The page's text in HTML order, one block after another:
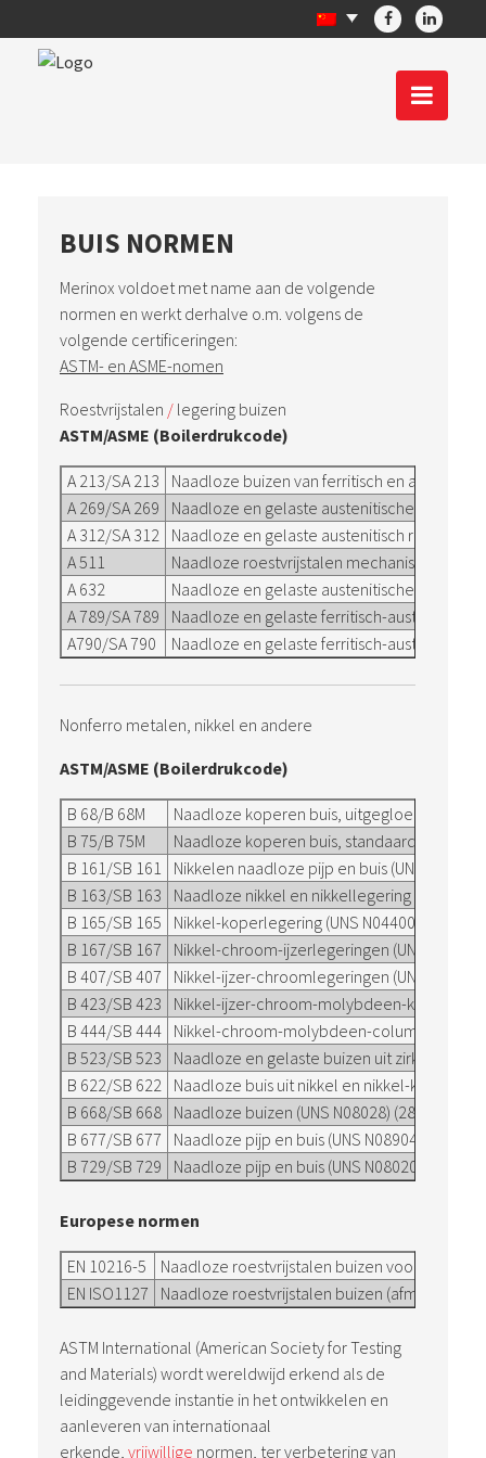
BUIS NORMEN
Merinox voldoet met name aan de volgende
normen en werkt derhalve o.m. volgens de
volgende certificeringen:
ASTM- en ASME-nomen
Roestvrijstalen / legering buizen
ASTM/ASME (Boilerdrukcode)
A 213/SA 213
Naadloze buizen van ferritisch en
A 269/SA 269
Naadloze en gelaste austenitische
A 312/SA 312 Naadloze en gelaste austenitisch
A 511
Naadloze roestvrijstalen mechanische
A 632
Naadloze en gelaste austenitische
A 789/SA 789
Naadloze en gelaste ferritisch-austenitisch
A790/SA 790
Naadloze en gelaste ferritisch-austenitisch
Nonferro metalen, nikkel en andere
ASTM/ASME (Boilerdrukcode)
B 68/B 68M
Naadloze koperen buis, uitgegloeid voor
B 75/B 75M
Naadloze koperen buis, standaard
B 161/SB 161
Nikkelen naadloze pijp en buis (UNS
B 163/SB 163
Naadloze nikkel en nikkellegering
B 165/SB 165
Nikkel-koperlegering (UNS N04400),
B 167/SB 167
Nikkel-chroom-ijzerlegeringen (UNS
B 407/SB 407
Nikkel-ijzer-chroomlegeringen (UNS
B 423/SB 423
Nikkel-ijzer-chroom-molybdeen-
B 444/SB 444 Nikkel-chroom-molybdeen-
B 523/SB 523
Naadloze en gelaste buizen uit
B 622/SB 622 Naadloze buis uit nikkel en nikkel-
B 668/SB 668 Naadloze buizen (UNS N08028) (28)
B 677/SB 677
Naadloze pijp en buis (UNS N08904) (904L)
B 729/SB 729
Naadloze pijp en buis (UNS N08020) (20)
Europese normen
EN 10216-5
Naadloze roestvrijstalen buizen voor
EN ISO1127
Naadloze roestvrijstalen buizen (afmetingen
ASTM International (American Society for Testing
and Materials) wordt wereldwijd erkend als de
leidinggevende instantie in het ontwikkelen en
aanleveren van internationaal
erkende, vrijwillige normen, ter verbetering van